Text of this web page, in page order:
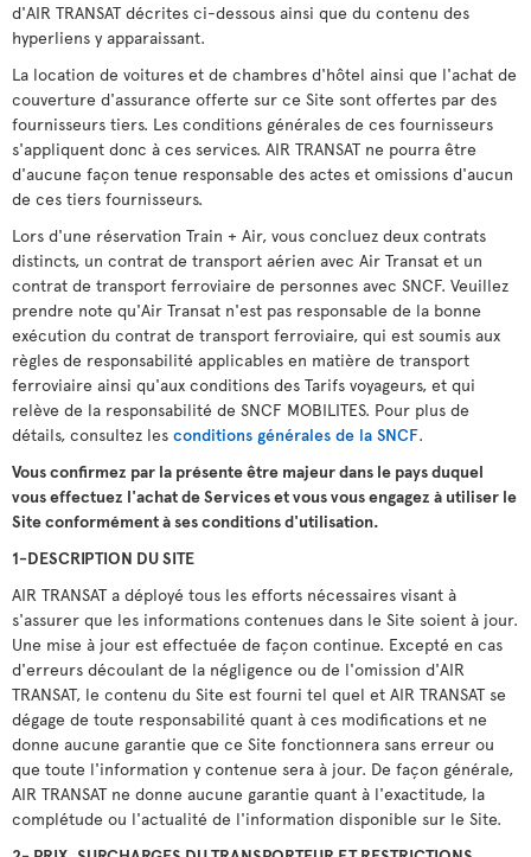
d'AIR TRANSAT décrites ci-dessous ainsi que du contenu des
hyperliens y apparaissant.
La location de voitures et de chambres d'hôtel ainsi que l'achat de
couverture d'assurance offerte sur ce Site sont offertes par des
fournisseurs tiers. Les conditions générales de ces fournisseurs
s'appliquent donc à ces services. AIR TRANSAT ne pourra être
d'aucune façon tenue responsable des actes et omissions d'aucun
de ces tiers fournisseurs.
Lors d'une réservation Train + Air, vous concluez deux contrats
distincts, un contrat de transport aérien avec Air Transat et un
contrat de transport ferroviaire de personnes avec SNCF. Veuillez
prendre note qu'Air Transat n'est pas responsable de la bonne
exécution du contrat de transport ferroviaire, qui est soumis aux
règles de responsabilité applicables en matière de transport
ferroviaire ainsi qu'aux conditions des Tarifs voyageurs, et qui
relève de la responsabilité de SNCF MOBILITES. Pour plus de
détails, consultez les conditions générales de la SNCF.
Vous confirmez par la présente être majeur dans le pays duquel
vous effectuez l'achat de Services et vous vous engagez à utiliser le
Site conformément à ses conditions d'utilisation.
1-DESCRIPTION DU SITE
AIR TRANSAT a déployé tous les efforts nécessaires visant à
s'assurer que les informations contenues dans le Site soient à jour.
Une mise à jour est effectuée de façon continue. Excepté en cas
d'erreurs découlant de la négligence ou de l'omission d'AIR
TRANSAT, le contenu du Site est fourni tel quel et AIR TRANSAT se
dégage de toute responsabilité quant à ces modifications et ne
donne aucune garantie que ce Site fonctionnera sans erreur ou
que toute l'information y contenue sera à jour. De façon générale,
AIR TRANSAT ne donne aucune garantie quant à l'exactitude, la
complétude ou l'actualité de l'information disponible sur le Site.